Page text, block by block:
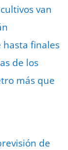
van
finales
de los
más que
de